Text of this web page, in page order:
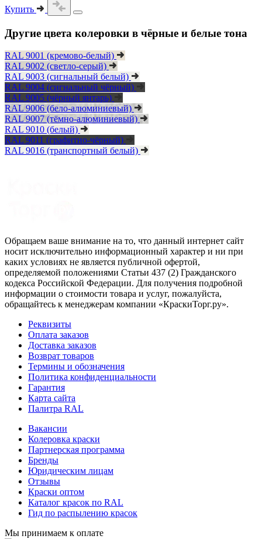
Купить
Другие цвета колеровки в чёрные и белые тона
RAL 9001 (кремово-белый)
RAL 9002 (светло-серый)
RAL 9003 (сигнальный белый)
RAL 9004 (сигнальный чёрный)
RAL 9005 (чёрный янтарь)
RAL 9006 (бело-алюминиевый)
RAL 9007 (тёмно-алюминиевый)
RAL 9010 (белый)
RAL 9011 (графитно-чёрный)
RAL 9016 (транспортный белый)
Обращаем ваше внимание на то, что данный интернет сайт
носит исключительно информационный характер и ни при
каких условиях не является публичной офертой,
определяемой положениями Статьи 437 (2) Гражданского
кодекса Российской Федерации. Для получения подробной
информации о стоимости товара и услуг, пожалуйста,
обращайтесь к менеджерам компании «КраскиТорг.ру».
Реквизиты
Оплата заказов
Доставка заказов
Возврат товаров
Термины и обозначения
Политика конфиденциальности
Гарантия
Карта сайта
Палитра RAL
Вакансии
Колеровка краски
Партнерская программа
Бренды
Юридическим лицам
Отзывы
Краски оптом
Каталог красок по RAL
Гид по распылению красок
Мы принимаем к оплате